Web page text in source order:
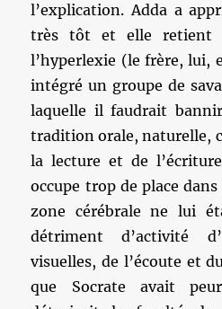
l’explication. Adda a
très tôt et elle retient
l’hyperlexie (le frère, lui,
intégré un groupe de
laquelle il faudrait
tradition orale, naturelle,
la lecture et de
occupe trop de place
zone cérébrale ne lui
détriment d’activité
visuelles, de l’écoute et
que Socrate avait